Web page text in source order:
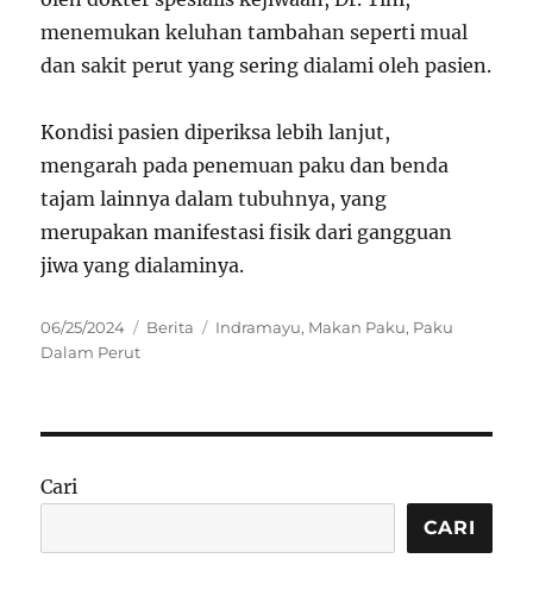
menemukan keluhan tambahan seperti mual
dan sakit perut yang sering dialami oleh pasien.
Kondisi pasien diperiksa lebih lanjut,
mengarah pada penemuan paku dan benda
tajam lainnya dalam tubuhnya, yang
merupakan manifestasi fisik dari gangguan
jiwa yang dialaminya.
Posted
on
06/25/2024 Categories
Berita Tags
Indramayu, Makan Paku, Paku
Dalam Perut
Cari
CARI